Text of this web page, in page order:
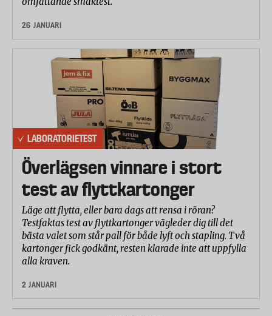
26 JANUARI
LABORATORIETEST
Överlägsen vinnare i stort
test av flyttkartonger
Läge att flytta, eller bara dags att rensa i röran?
Testfaktas test av flyttkartonger vägleder dig till det
bästa valet som står pall för både lyft och stapling. Två
kartonger fick godkänt, resten klarade inte att uppfylla
alla kraven.
2 JANUARI